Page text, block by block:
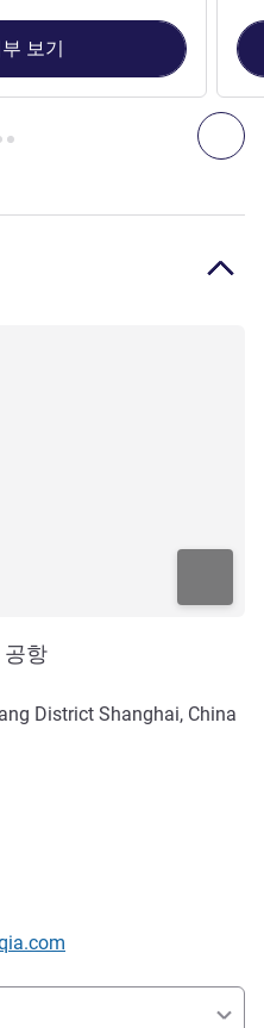
다
- 킹사이즈 베드 1개 , 객실 2
보기
공항
District Shanghai, China